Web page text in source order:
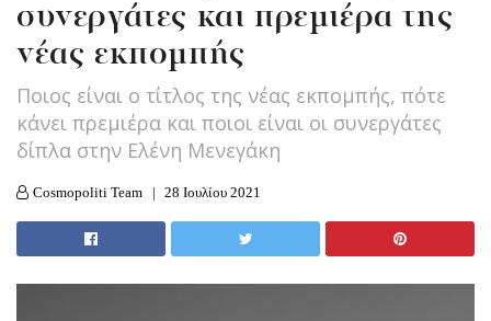
συνεργάτες και πρεμιέρα της
νέας εκπομπής
Ποιος είναι ο τίτλος της νέας εκπομπής, πότε
κάνει πρεμιέρα και ποιοι είναι οι συνεργάτες
δίπλα στην Ελένη Μενεγάκη
Cosmopoliti Team 28 Ιουλίου 2021